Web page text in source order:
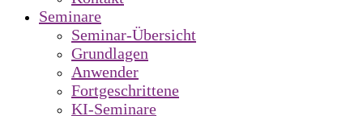
Seminare
Seminar-Übersicht
Grundlagen
Anwender
Fortgeschrittene
KI-Seminare